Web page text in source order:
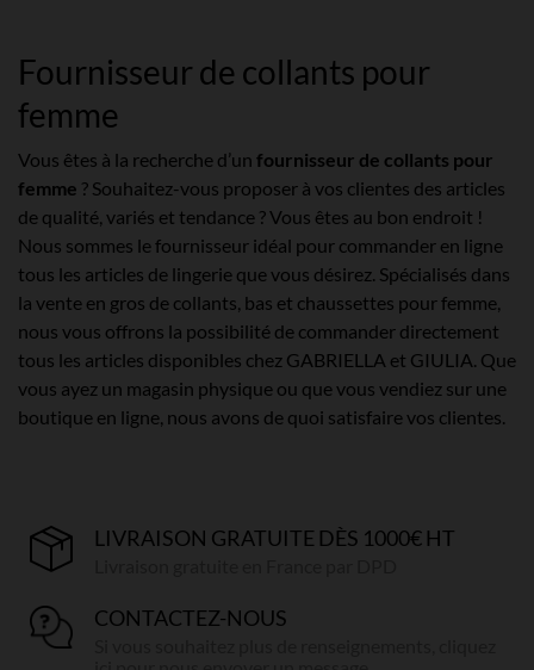
Fournisseur de collants pour
femme
Vous êtes à la recherche d’un fournisseur de collants pour
femme ? Souhaitez-vous proposer à vos clientes des articles
de qualité, variés et tendance ? Vous êtes au bon endroit !
Nous sommes le fournisseur idéal pour commander en ligne
tous les articles de lingerie que vous désirez. Spécialisés dans
la vente en gros de collants, bas et chaussettes pour femme,
nous vous offrons la possibilité de commander directement
tous les articles disponibles chez GABRIELLA et GIULIA. Que
vous ayez un magasin physique ou que vous vendiez sur une
boutique en ligne, nous avons de quoi satisfaire vos clientes.
LIVRAISON GRATUITE DÈS 1000€ HT
CONTACTEZ-NOUS